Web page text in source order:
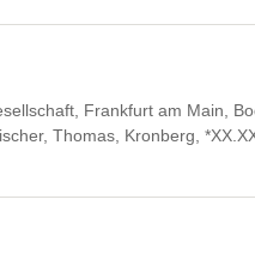
Frankfurt am Main,
Thomas, Kronberg,